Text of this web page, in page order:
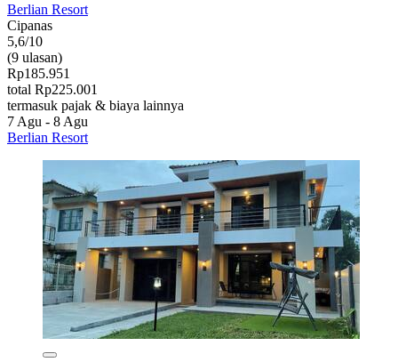
Berlian Resort
Cipanas
5,6/10
(9 ulasan)
Rp185.951
total Rp225.001
termasuk pajak & biaya lainnya
7 Agu - 8 Agu
Berlian Resort